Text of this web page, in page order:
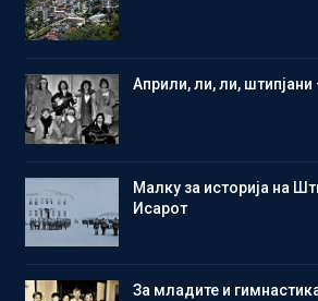
Aприли, ли, ли,
Малку за историја на
Исарот
Зa младите и